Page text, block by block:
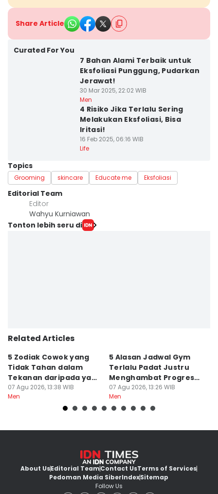
Share Article
Curated For You
7 Bahan Alami Terbaik untuk
Eksfoliasi Punggung, Pudarkan
Jerawat!
30 Mar 2025, 22:02 WIB
Men
4 Risiko Jika Terlalu Sering
Melakukan Eksfoliasi, Bisa
Iritasi!
16 Feb 2025, 06:16 WIB
Life
Topics
Grooming skincare Educate me Eksfoliasi
Editorial Team
Editor
Wahyu Kurniawan
Tonton lebih seru di
Related Articles
5 Zodiak Cowok yang
Tidak Tahan dalam
Tekanan daripada yang
Lain
07 Agu 2026, 13:38 WIB
Men
5 Alasan Jadwal Gym
Terlalu Padat Justru
Menghambat Progres
Latihan
07 Agu 2026, 13:26 WIB
Men
About UsEditorial TeamContact UsTerms of Services
Pedoman Media SiberIndexSitemap
Follow Us